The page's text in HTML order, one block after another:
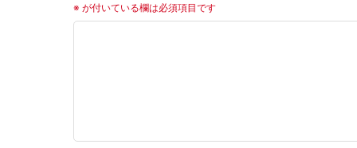
※ が付いている欄は必須項目です